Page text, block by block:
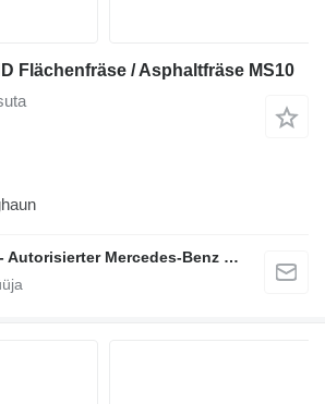
Flächenfräse / Asphaltfräse MS10
Stefan Ebert GmbH - Autorisierter Mercedes-Benz Servicepartner